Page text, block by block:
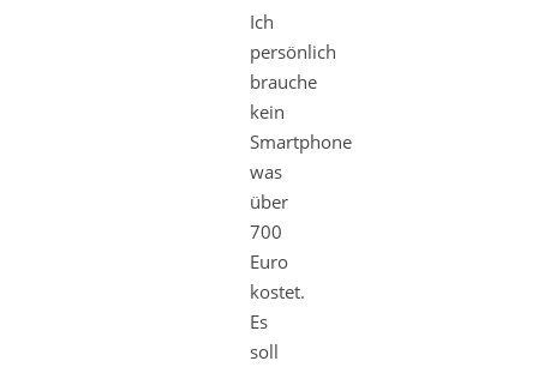
Ich
persönlich
brauche
kein
Smartphone
was
über
700
Euro
kostet.
Es
soll